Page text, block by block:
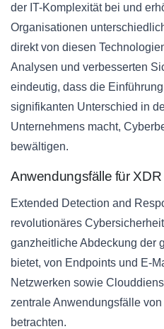
der IT-Komplexität bei und
Organisationen
direkt von diesen
Analysen und verbesserten
eindeutig, dass die
signifikanten Unterschied in
Unternehmens macht,
bewältigen.
Anwendungsfälle für XDR
Extended Detection and
revolutionäres
ganzheitliche Abdeckung der
bietet, von Endpoints und E-
Netzwerken sowie
zentrale Anwendungsfälle
betrachten.